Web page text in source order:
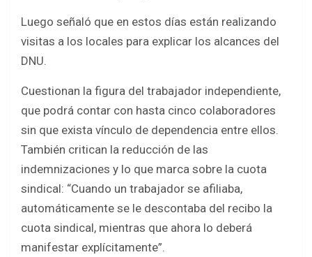
Luego señaló que en estos días están realizando
visitas a los locales para explicar los alcances del
DNU.
Cuestionan la figura del trabajador independiente,
que podrá contar con hasta cinco colaboradores
sin que exista vínculo de dependencia entre ellos.
También critican la reducción de las
indemnizaciones y lo que marca sobre la cuota
sindical: “Cuando un trabajador se afiliaba,
automáticamente se le descontaba del recibo la
cuota sindical, mientras que ahora lo deberá
manifestar explícitamente”.